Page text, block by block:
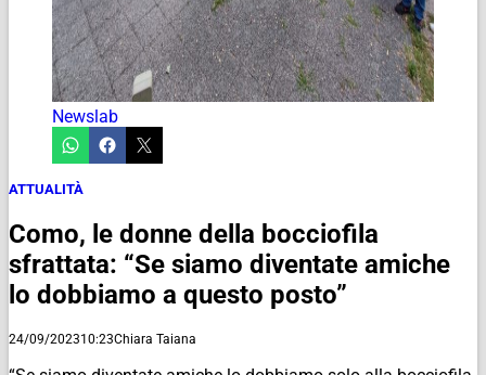
Newslab
ATTUALITÀ
Como, le donne della bocciofila
sfrattata: “Se siamo diventate amiche
lo dobbiamo a questo posto”
24/09/202310:23Chiara Taiana